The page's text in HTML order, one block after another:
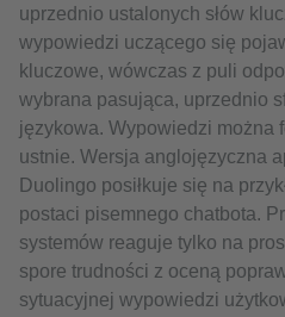
uprzednio ustalonych słów
wypowiedzi uczącego się
kluczowe, wówczas z puli
wybrana pasująca, uprzednio
językowa. Wypowiedzi można
ustnie. Wersja anglojęzyczna
Duolingo posiłkuje się na
postaci pisemnego chatbota.
systemów reaguje tylko na
spore trudności z oceną
sytuacyjnej wypowiedzi